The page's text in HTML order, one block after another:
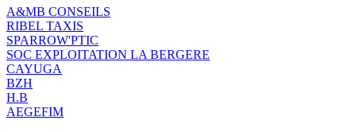
A&MB CONSEILS
RIBEL TAXIS
SPARROW'PTIC
SOC EXPLOITATION LA BERGERE
CAYUGA
BZH
H.B
AEGEFIM